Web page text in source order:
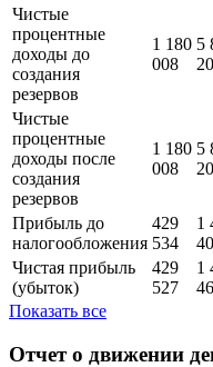
Чистые
процентные
доходы до
создания
резервов
1 180
008
5
Чистые
процентные
доходы поcле
создания
резервов
1 180
008
5
Прибыль до
налогообложения
429
534
1
Чистая прибыль
(убыток)
429
527
1
Показать все
Отчет о движении